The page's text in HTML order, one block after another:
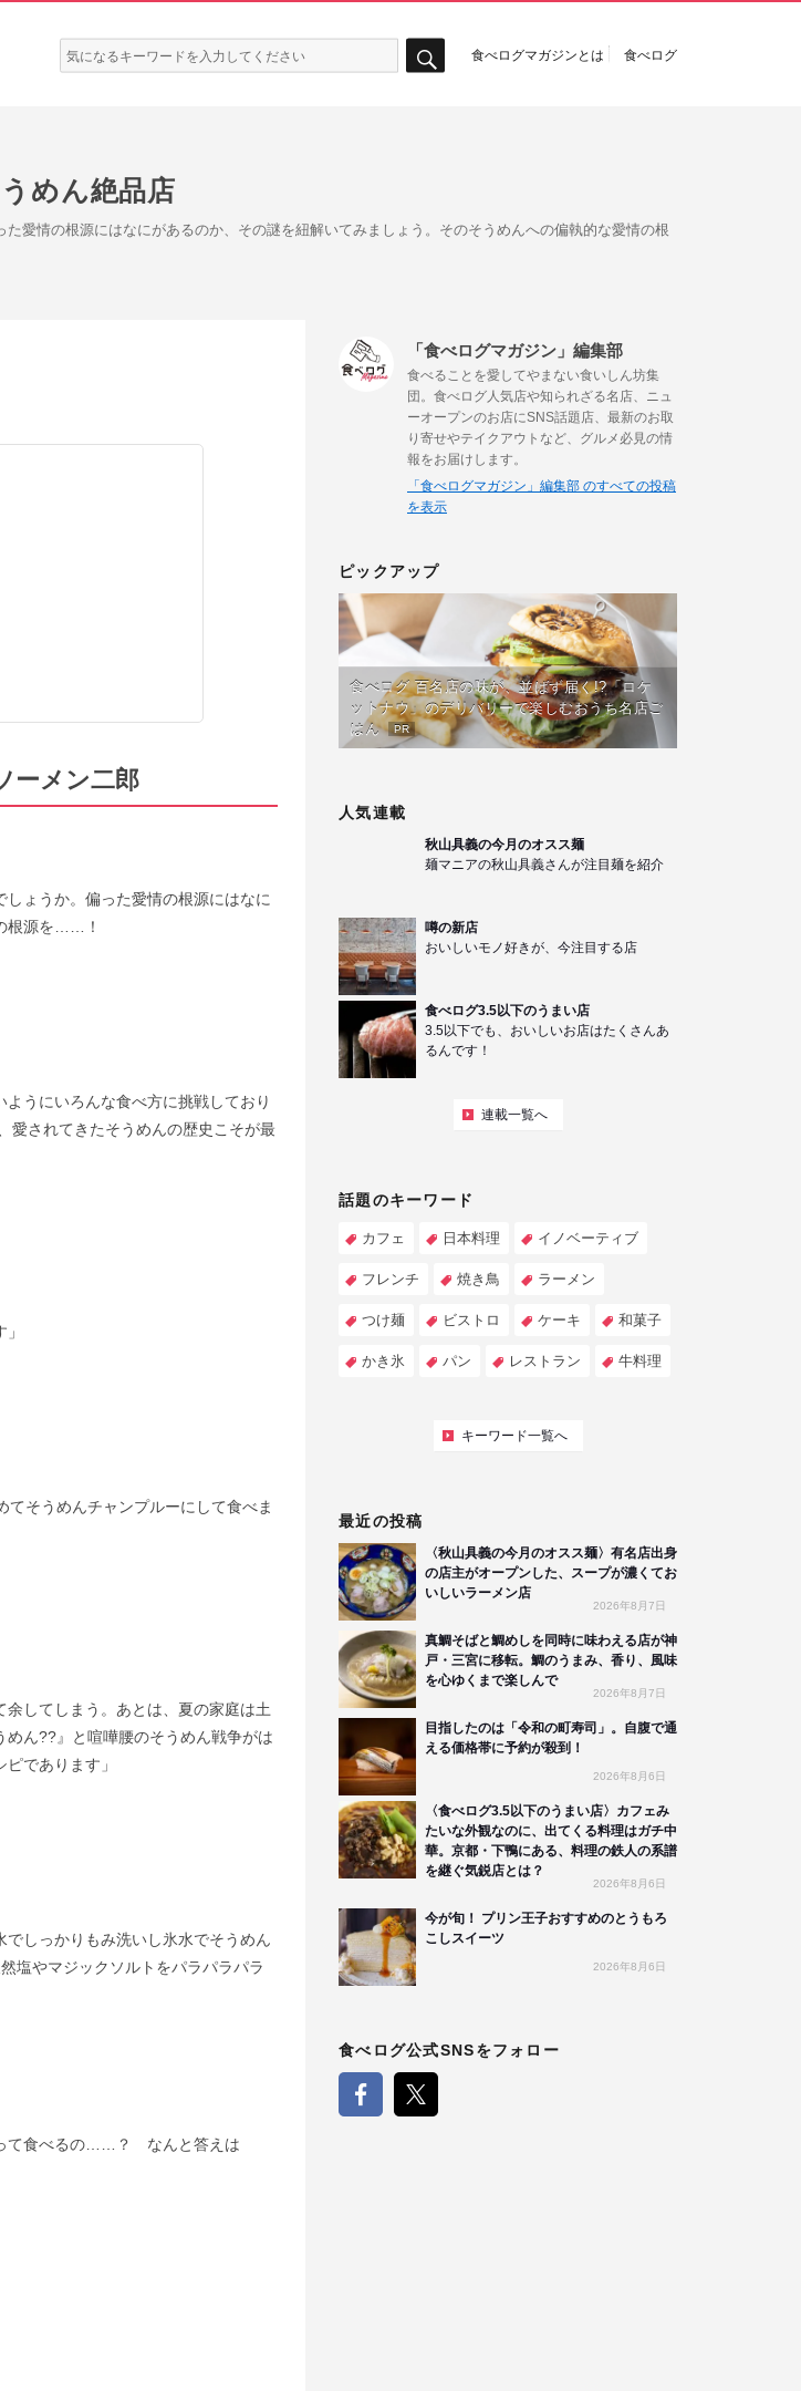
検
索:
食べログマガジンとは 食べログ
めん絶品店
愛情の根源にはなにがあるのか、その謎を紐解いてみましょう。そのそうめんへの偏執的な愛情の根
ーメン二郎
ょうか。偏った愛情の根源にはなに
根源を……！
うにいろんな食べ方に挑戦しており
愛されてきたそうめんの歴史こそが最
てそうめんチャンプルーにして食べま
余してしまう。あとは、夏の家庭は土
ん??』と喧嘩腰のそうめん戦争がは
であります」
でしっかりもみ洗いし氷水でそうめん
塩やマジックソルトをパラパラパラ
って食べるの……？ なんと答えは
「食べログマガジン」編集部
食べることを愛してやまない食いしん坊集
団。食べログ人気店や知られざる名店、ニュ
ーオープンのお店にSNS話題店、最新のお取
り寄せやテイクアウトなど、グルメ必見の情
報をお届けします。
「食べログマガジン」編集部 のすべての投稿
を表示
ピックアップ
食べログ 百名店の味が、並ばず届く!?「ロケ
ットナウ」のデリバリーで楽しむおうち名店ご
はん
PR
人気連載
秋山具義の今月のオスス麺
麺マニアの秋山具義さんが注目麺を紹介
噂の新店
おいしいモノ好きが、今注目する店
食べログ3.5以下のうまい店
3.5以下でも、おいしいお店はたくさんあ
るんです！
連載一覧へ
話題のキーワード
カフェ 日本料理 イノベーティブ
フレンチ 焼き鳥 ラーメン
つけ麺 ビストロ ケーキ 和菓子
かき氷 パン レストラン 牛料理
キーワード一覧へ
最近の投稿
〈秋山具義の今月のオスス麺〉有名店出身
の店主がオープンした、スープが濃くてお
いしいラーメン店
2026年8月7日
真鯛そばと鯛めしを同時に味わえる店が神
戸・三宮に移転。鯛のうまみ、香り、風味
を心ゆくまで楽しんで
2026年8月7日
目指したのは「令和の町寿司」。自腹で通
える価格帯に予約が殺到！
2026年8月6日
〈食べログ3.5以下のうまい店〉カフェみ
たいな外観なのに、出てくる料理はガチ中
華。京都・下鴨にある、料理の鉄人の系譜
を継ぐ気鋭店とは？
2026年8月6日
今が旬！ プリン王子おすすめのとうもろ
こしスイーツ
2026年8月6日
食べログ公式SNSをフォロー